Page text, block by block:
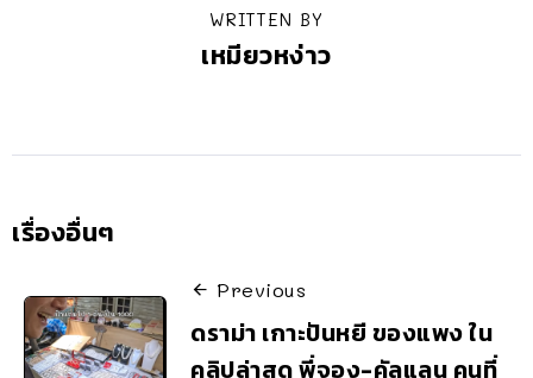
WRITTEN BY
เหมียวหง่าว
เรื่องอื่นๆ
Previous
ดราม่า เกาะปันหยี ของแพง ใน
คลิปล่าสุด พี่จอง-คัลแลน คนที่